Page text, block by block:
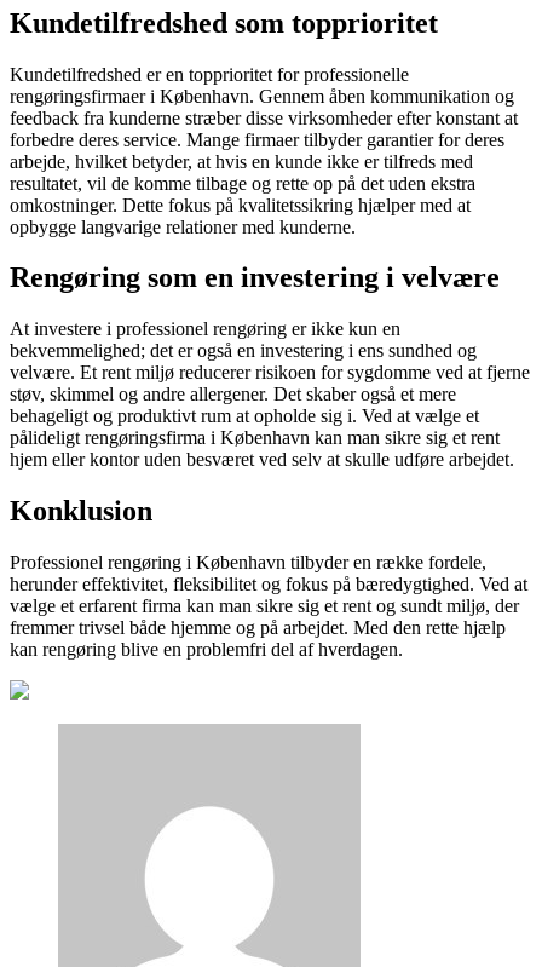
Kundetilfredshed som topprioritet
Kundetilfredshed er en topprioritet for professionelle
rengøringsfirmaer i København. Gennem åben kommunikation og
feedback fra kunderne stræber disse virksomheder efter konstant at
forbedre deres service. Mange firmaer tilbyder garantier for deres
arbejde, hvilket betyder, at hvis en kunde ikke er tilfreds med
resultatet, vil de komme tilbage og rette op på det uden ekstra
omkostninger. Dette fokus på kvalitetssikring hjælper med at
opbygge langvarige relationer med kunderne.
Rengøring som en investering i velvære
At investere i professionel rengøring er ikke kun en
bekvemmelighed; det er også en investering i ens sundhed og
velvære. Et rent miljø reducerer risikoen for sygdomme ved at fjerne
støv, skimmel og andre allergener. Det skaber også et mere
behageligt og produktivt rum at opholde sig i. Ved at vælge et
pålideligt rengøringsfirma i København kan man sikre sig et rent
hjem eller kontor uden besværet ved selv at skulle udføre arbejdet.
Konklusion
Professionel rengøring i København tilbyder en række fordele,
herunder effektivitet, fleksibilitet og fokus på bæredygtighed. Ved at
vælge et erfarent firma kan man sikre sig et rent og sundt miljø, der
fremmer trivsel både hjemme og på arbejdet. Med den rette hjælp
kan rengøring blive en problemfri del af hverdagen.